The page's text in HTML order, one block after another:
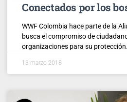
Conectados por los
WWF Colombia hace parte de la
busca el compromiso de
organizaciones para su protección.
13 marzo 2018